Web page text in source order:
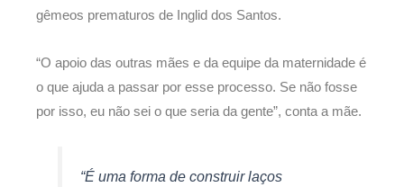
gêmeos prematuros de Inglid dos Santos.
“O apoio das outras mães e da equipe da maternidade é
o que ajuda a passar por esse processo. Se não fosse
por isso, eu não sei o que seria da gente”, conta a mãe.
“É uma forma de construir laços